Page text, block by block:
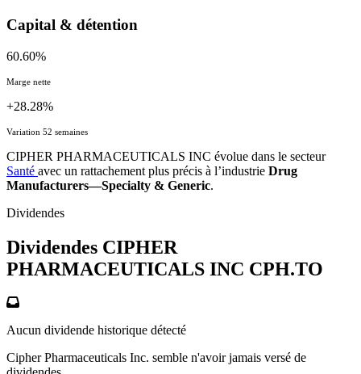
Capital & détention
60.60%
Marge nette
+28.28%
Variation 52 semaines
CIPHER PHARMACEUTICALS INC évolue dans le secteur
Santé avec un rattachement plus précis à l’industrie Drug
Manufacturers—Specialty & Generic.
Dividendes
Dividendes CIPHER
PHARMACEUTICALS INC CPH.TO
Aucun dividende historique détecté
Cipher Pharmaceuticals Inc. semble n'avoir jamais versé de